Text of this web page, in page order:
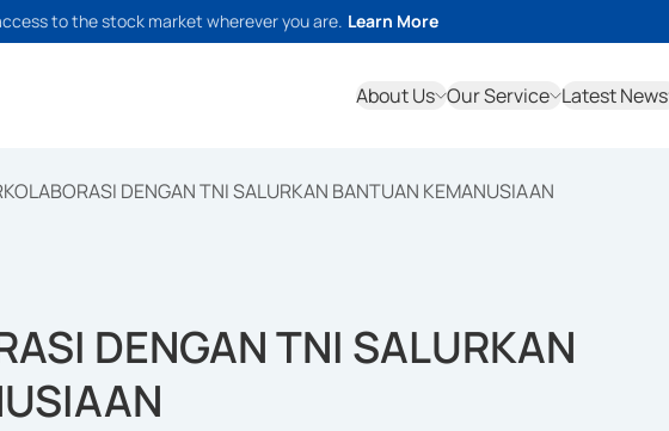
to the stock market wherever you are. Learn More
About Us Our Service Latest News
DENGAN TNI SALURKAN BANTUAN KEMANUSIAAN
DENGAN TNI SALURKAN